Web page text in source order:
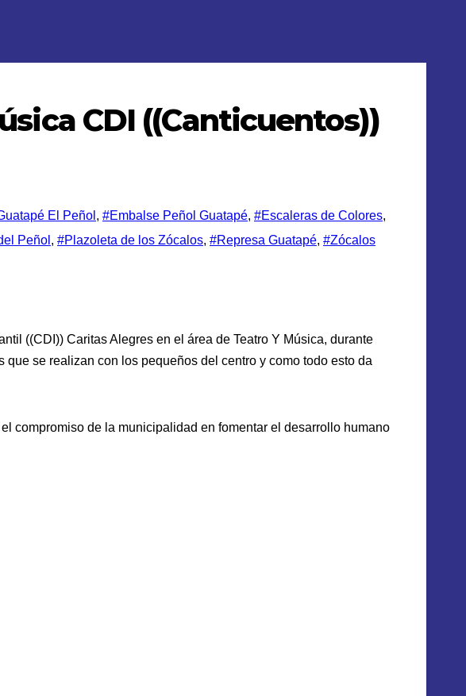
CDI ((Canticuentos))
El Peñol , #Embalse Peñol Guatapé, #Escaleras de Colores,
Peñol , #Plazoleta de los Zócalos, #Represa Guatapé, #Zócalos
((CDI)) Caritas Alegres en el área de Teatro Y Música, durante
se realizan con los pequeños del centro y como todo esto da
compromiso de la municipalidad en fomentar el desarrollo humano